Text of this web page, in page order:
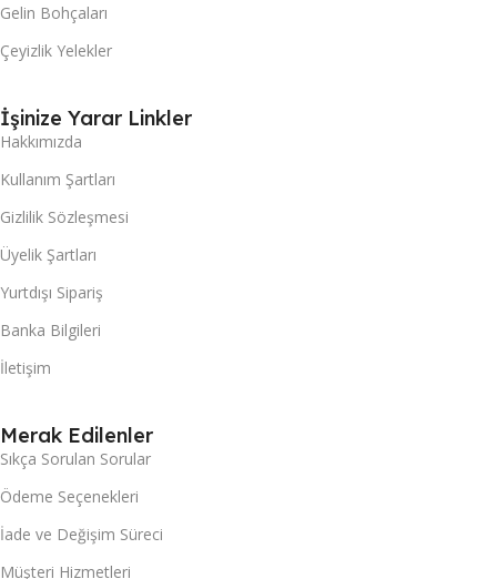
Gelin Bohçaları
Çeyizlik Yelekler
İşinize Yarar Linkler
Hakkımızda
Kullanım Şartları
Gizlilik Sözleşmesi
Üyelik Şartları
Yurtdışı Sipariş
Banka Bilgileri
İletişim
Merak Edilenler
Sıkça Sorulan Sorular
Ödeme Seçenekleri
İade ve Değişim Süreci
Müşteri Hizmetleri